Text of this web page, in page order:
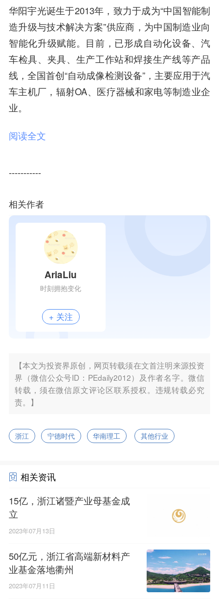
华阳宇光诞生于2013年，致力于成为“中国智能制
造升级与技术解决方案”供应商，为中国制造业向
智能化升级赋能。目前，已形成自动化设备、汽
车检具、夹具、生产工作站和焊接生产线等产品
线，全国首创“自动成像检测设备”，主要应用于汽
车主机厂，辐射OA、医疗器械和家电等制造业企
业。
阅读全文
-----------
相关作者
AriaLiu
时刻拥抱变化
+ 关注
【本文为投资界原创，网页转载须在文首注明来源投资
界（微信公众号ID：PEdaily2012）及作者名字。微信
转载，须在微信原文评论区联系授权。违规转载必究
责。】
浙江 宁德时代 华南理工 其他行业
相关资讯
15亿，浙江诸暨产业母基金成
立
2023年07月13日
50亿元，浙江省高端新材料产
业基金落地衢州
2023年07月11日